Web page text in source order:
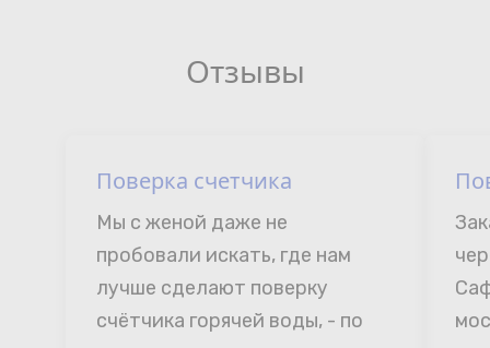
Отзывы
Поверка счетчика
Мы с женой даже не
пробовали искать, где нам
лучше сделают поверку
счётчика горячей воды, - по